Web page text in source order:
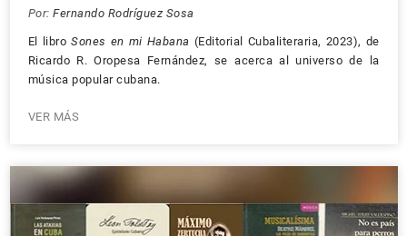
Por: Fernando Rodríguez Sosa
El libro Sones en mi Habana (Editorial Cubaliteraria, 2023), de
Ricardo R. Oropesa Fernández, se acerca al universo de la
música popular cubana.
VER MÁS